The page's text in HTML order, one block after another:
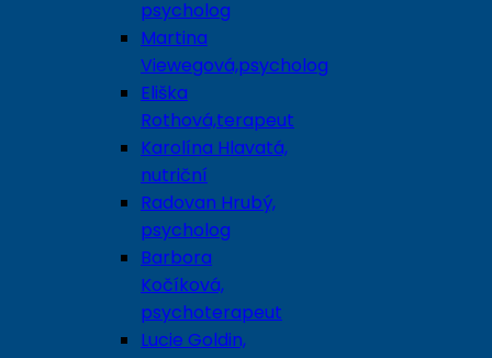
psycholog
Martina
Viewegová,psycholog
Eliška
Rothová,terapeut
Karolína Hlavatá,
nutriční
Radovan Hrubý,
psycholog
Barbora
Kočíková,
psychoterapeut
Lucie Goldin,